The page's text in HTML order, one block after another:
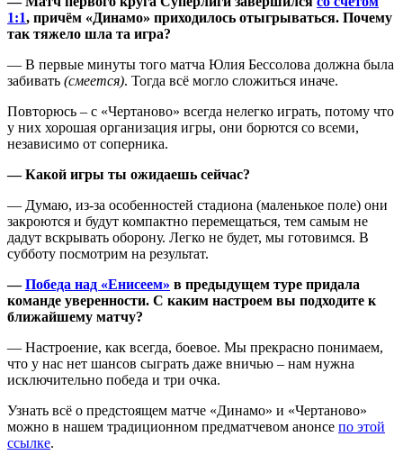
1:1, причём «Динамо» приходилось отыгрываться. Почему
так тяжело шла та игра?
— В первые минуты того матча Юлия Бессолова должна была
забивать (смеется). Тогда всё могло сложиться иначе.
Повторюсь – с «Чертаново» всегда нелегко играть, потому что
у них хорошая организация игры, они борются со всеми,
независимо от соперника.
— Какой игры ты ожидаешь сейчас?
— Думаю, из-за особенностей стадиона (маленькое поле) они
закроются и будут компактно перемещаться, тем самым не
дадут вскрывать оборону. Легко не будет, мы готовимся. В
субботу посмотрим на результат.
—Победа над «Енисеем» в предыдущем туре придала
команде уверенности. С каким настроем вы подходите к
ближайшему матчу?
— Настроение, как всегда, боевое. Мы прекрасно понимаем,
что у нас нет шансов сыграть даже вничью – нам нужна
исключительно победа и три очка.
Узнать всё о предстоящем матче «Динамо» и «Чертаново»
можно в нашем традиционном предматчевом анонсе по этой
ссылке.